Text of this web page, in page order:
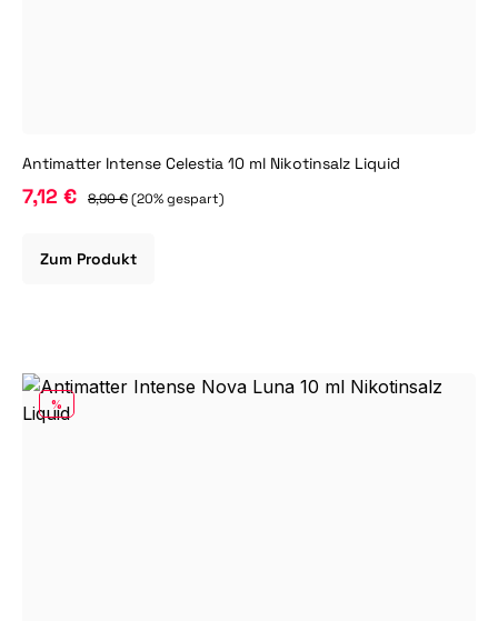
Antimatter Intense Celestia 10 ml Nikotinsalz Liquid
7,12 € 8,90 €(20% gespart)
Zum Produkt
RABATT
%